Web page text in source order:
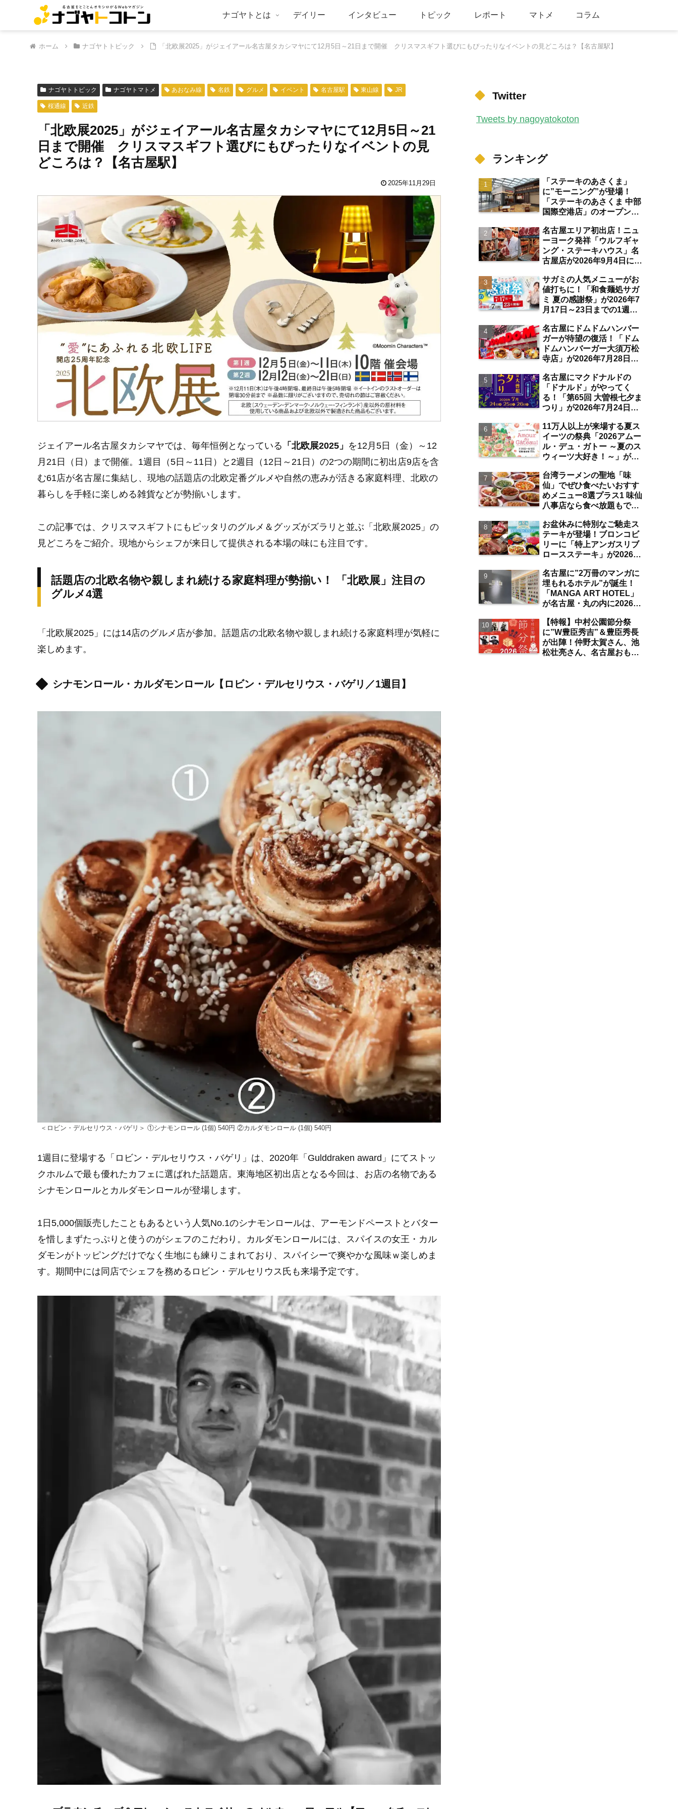
ナゴヤトとは デイリー インタビュー トピック レポート マトメ コラム
ホーム ナゴヤトトピック 「北欧展2025」がジェイアール名古屋タカシマヤにて12月5日～21日まで開催 クリスマスギフト選びにもぴったりなイベントの見どころは？【名古屋駅】
ナゴヤトトピック ナゴヤトマトメ あおなみ線 名鉄 グルメ イベント 名古屋駅 東山線 JR
桜通線 近鉄
「北欧展2025」がジェイアール名古屋タカシマヤにて12月5日～21
日まで開催 クリスマスギフト選びにもぴったりなイベントの見
どころは？【名古屋駅】
2025年11月29日
ジェイアール名古屋タカシマヤでは、毎年恒例となっている 「北欧展2025」 を12月5日（金）～12
月21日（日）まで開催。1週目（5日～11日）と2週目（12日～21日）の2つの期間に初出店9店を含
む61店が名古屋に集結し、現地の話題店の北欧定番グルメや自然の恵みが活きる家庭料理、北欧の
暮らしを手軽に楽しめる雑貨などが勢揃いします。
この記事では、クリスマスギフトにもピッタリのグルメ＆グッズがズラリと並ぶ「北欧展2025」の
見どころをご紹介。現地からシェフが来日して提供される本場の味にも注目です。
話題店の北欧名物や親しまれ続ける家庭料理が勢揃い！ 「北欧展」注目の
グルメ4選
「北欧展2025」には14店のグルメ店が参加。話題店の北欧名物や親しまれ続ける家庭料理が気軽に
楽しめます。
シナモンロール・カルダモンロール【ロビン・デルセリウス・バゲリ／1週目】
＜ロビン・デルセリウス・バゲリ＞ ①シナモンロール (1個) 540円 ②カルダモンロール (1個) 540円
1週目に登場する「ロビン・デルセリウス・バゲリ」は、2020年「Gulddraken award」にてストッ
クホルムで最も優れたカフェに選ばれた話題店。東海地区初出店となる今回は、お店の名物である
シナモンロールとカルダモンロールが登場します。
1日5,000個販売したこともあるという人気No.1のシナモンロールは、アーモンドペーストとバター
を惜しまずたっぷりと使うのがシェフのこだわり。カルダモンロールには、スパイスの女王・カル
ダモンがトッピングだけでなく生地にも練りこまれており、スパイシーで爽やかな風味ｗ楽しめま
す。期間中には同店でシェフを務めるロビン・デルセリウス氏も来場予定です。
Twitter
Tweets by nagoyatokoton
ランキング
「ステーキのあさくま」
に”モーニング”が登場！
「ステーキのあさくま 中部
国際空港店」のオープン日
空港店舗ならではの注目サ
ービスは？【中部国際空
港】
名古屋エリア初出店！ニュ
ーヨーク発祥「ウルフギャ
ング・ステーキハウス」名
古屋店が2026年9月4日に
にオープン【伏見】
サガミの人気メニューがお
値打ちに！「和食麺処サガ
ミ 夏の感謝祭」が2026年7
月17日～23日までの1週間
券のプレゼントも【名古屋
発】
名古屋にドムドムハンバー
ガーが待望の復活！「ドム
ドムハンバーガー大須万松
寺店」が2026年7月28日に
味わい＆注目ポイントは？
【レポート／大須観音・上
前津／独自取材】
名古屋にマクドナルドの
「ドナルド」がやってく
る！「第65回 大曽根七夕ま
つり」が2026年7月24日～
り・ジャズライブ・道路お
絵かきと楽しい企画がいっ
ぱいな夏祭りの見どころ
は？【まとめ／大曽根】
11万人以上が来場する夏ス
イーツの祭典「2026アムー
ル・デュ・ガトー ～夏のス
ウィーツ大好き！～」が
アール名古屋タカシマヤに
て開催 注目のスイーツは？
【名古屋駅】
台湾ラーメンの聖地「味
仙」でぜひ食べたいおすす
めメニュー8選プラス1 味仙
八事店なら食べ放題もでき
お盆休みに特別なご馳走ス
テーキが登場！ブロンコビ
リーに「特上アンガスリブ
ロースステーキ」が2026年
供 食べ放題の夏ブロンコ
ビュッフェにも注目【名古
屋発】
名古屋に”2万冊のマンガに
埋もれるホテル”が誕生！
「MANGA ART HOTEL」
が名古屋・丸の内に2026年
材で分かった新ホテルの注
目ポイントは？【丸の内／
独自取材】
【特報】中村公園節分祭
に”W豊臣秀吉”＆豊臣秀長
が出陣！仲野太賀さん、池
松壮亮さん、名古屋おもて